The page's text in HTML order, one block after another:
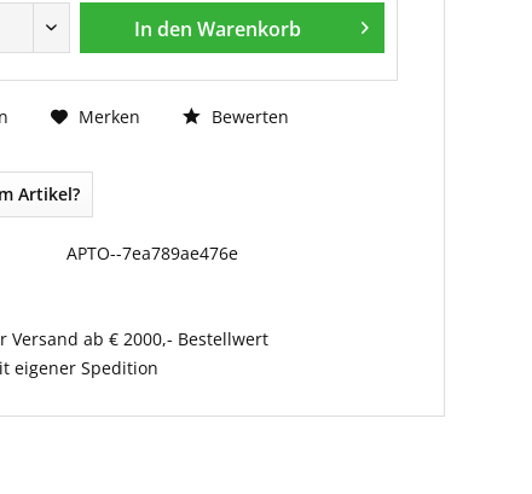
In den Warenkorb
Merken Bewerten
Artikel?
APTO--7ea789ae476e
Versand ab € 2000,- Bestellwert
eigener Spedition